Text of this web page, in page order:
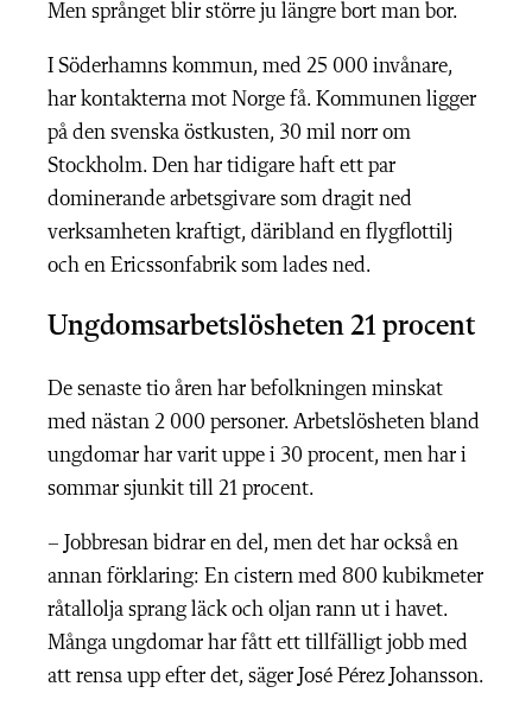
Men språnget blir större ju längre bort man bor.
I Söderhamns kommun, med 25 000 invånare,
har kontakterna mot Norge få. Kommunen ligger
på den svenska östkusten, 30 mil norr om
Stockholm. Den har tidigare haft ett par
dominerande arbetsgivare som dragit ned
verksamheten kraftigt, däribland en flygflottilj
och en Ericssonfabrik som lades ned.
Ungdomsarbetslösheten 21 procent
De senaste tio åren har befolkningen minskat
med nästan 2 000 personer. Arbetslösheten bland
ungdomar har varit uppe i 30 procent, men har i
sommar sjunkit till 21 procent.
– Jobbresan bidrar en del, men det har också en
annan förklaring: En cistern med 800 kubikmeter
råtallolja sprang läck och oljan rann ut i havet.
Många ungdomar har fått ett tillfälligt jobb med
att rensa upp efter det, säger José Pérez Johansson.